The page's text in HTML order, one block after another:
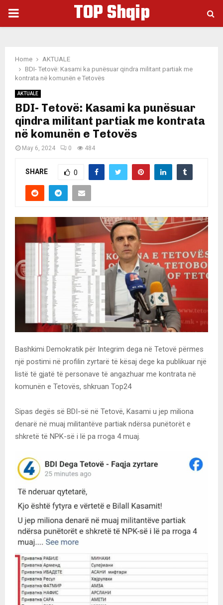
PRIMARY
TOP Shqip
Home
AKTUALE
BDI- Tetovë: Kasami ka punësuar qindra militant partiak me
kontrata në komunën e Tetovës
AKTUALE
BDI- Tetovë: Kasami ka punësuar
qindra militant partiak me kontrata
në komunën e Tetovës
May 6, 2024 0 484
SHARE 0
Bashkimi Demokratik për Integrim dega në Tetovë përmes
një postimi në profilin zyrtarë të kësaj dege ka publikuar një
listë të gjatë të personave të angazhuar me kontrata në
komunën e Tetovës, shkruan Top24
Sipas degës së BDI-së në Tetovë, Kasami u jep miliona
denarë në muaj militantëve partiak ndërsa punëtorët e
shkretë të NPK-së i lë pa rroga 4 muaj.